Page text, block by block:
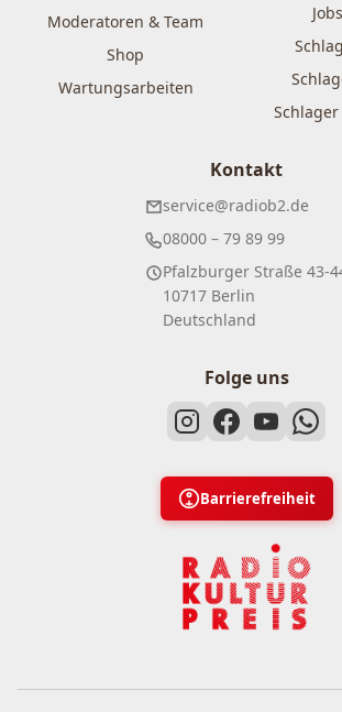
Moderatoren & Team
Shop
Wartungsarbeiten
Kontakt
service@radiob2.de
08000 – 79 89 99
Pfalzburger Straße 43-
10717 Berlin
Deutschland
Folge uns
Barrierefreiheit